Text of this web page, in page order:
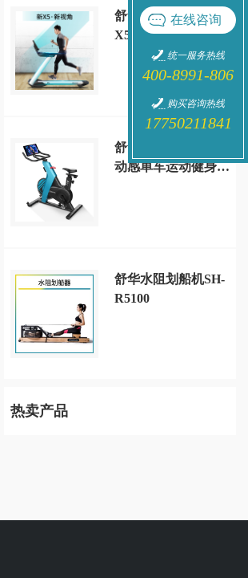
舒华高端家用款室内
X5大型跑步机静音
减震多功能健身房
SH-T6500
舒华家用A5-S智能
动感单车运动健身器
舒华水阻划船机SH-
R5100
热卖产品
在线咨询
统一服务热线
400-8991-806
购买咨询热线
17750211841